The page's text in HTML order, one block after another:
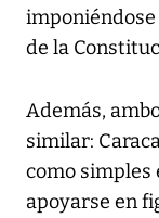
de la
Además,
similar:
como simples
apoyarse en